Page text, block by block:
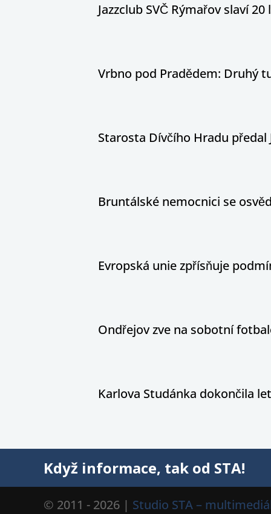
Jazzclub SVČ Rýmařov slaví 20
Vrbno pod Pradědem: Druhý
Starosta Dívčího Hradu
Bruntálské nemocnici se
Evropská unie zpřísňuje
Ondřejov zve na sobotní
Karlova Studánka dokončila
Když informace, tak od STA!
© 2011 - 2026 | Studio STA –